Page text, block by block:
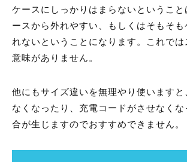
ケースにしっかりはまらないというこ
ースから外れやすい、もしくはそもそも
れないということになります。これで
意味がありません。
他にもサイズ違いを無理やり使います
なくなったり、充電コードがさせなく
合が生じますのでおすすめできません。